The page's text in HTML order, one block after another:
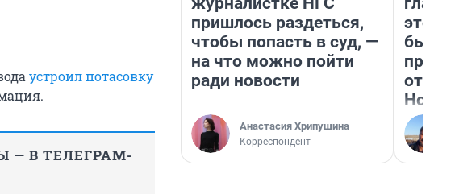
устроил потасовку
— В ТЕЛЕГРАМ-
пришлось раздеться,
чтобы попасть в суд, —
на что можно пойти
ради новости
Анастасия Хрипушина
Корреспондент
этого
бьет